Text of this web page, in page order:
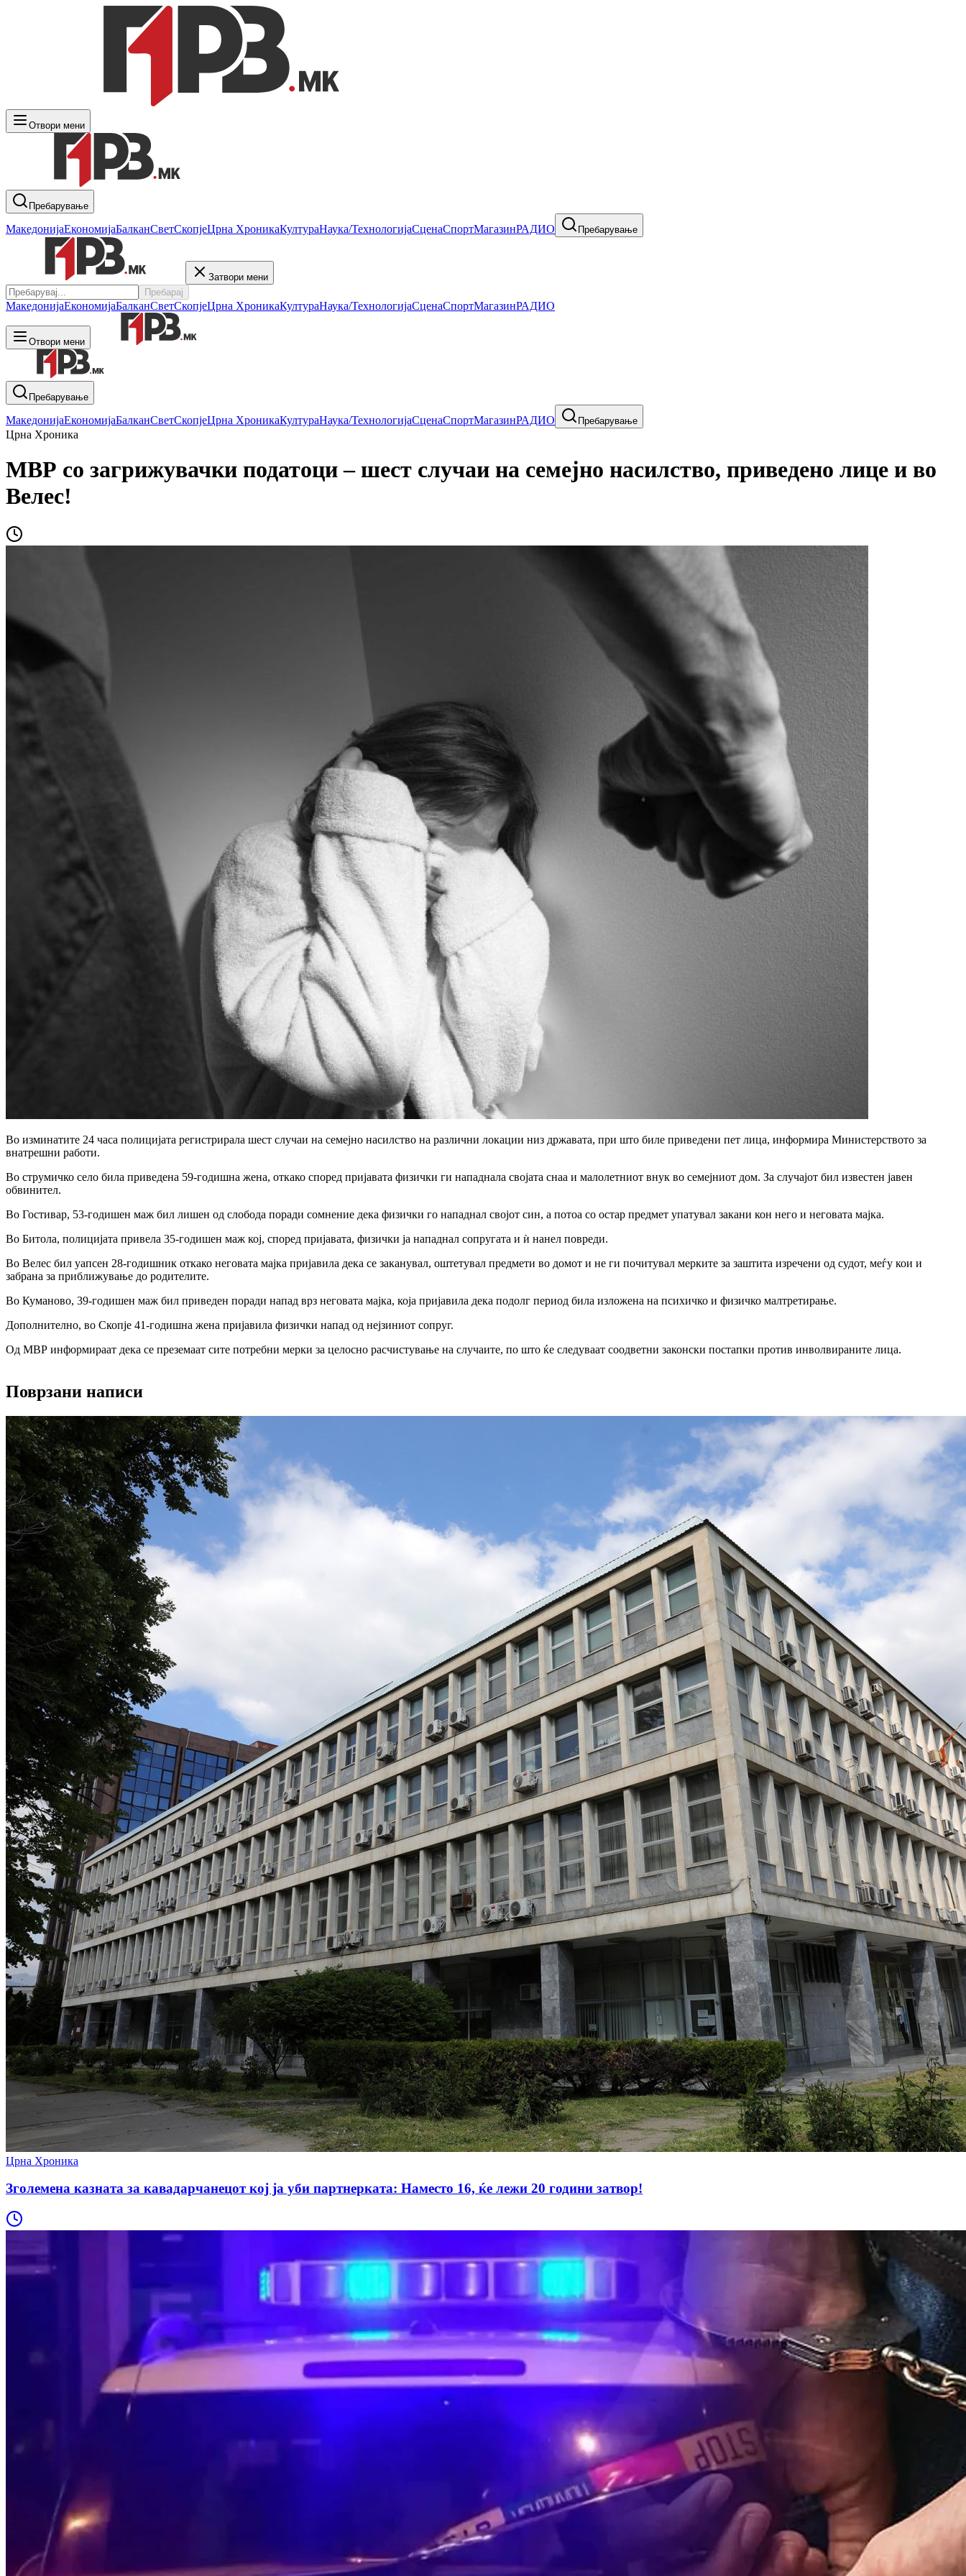
Отвори мени
Пребарување
МакедонијаЕкономијаБалканСветСкопјеЦрна ХроникаКултураНаука/ТехнологијаСценаСпортМагазинРАДИО Пребарување
Затвори мени
Пребарај
МакедонијаЕкономијаБалканСветСкопјеЦрна ХроникаКултураНаука/ТехнологијаСценаСпортМагазинРАДИО
Отвори мени
Пребарување
МакедонијаЕкономијаБалканСветСкопјеЦрна ХроникаКултураНаука/ТехнологијаСценаСпортМагазинРАДИО Пребарување
Црна Хроника
МВР со загрижувачки податоци – шест случаи на семејно насилство, приведено лице и во
Велес!
Во изминатите 24 часа полицијата регистрирала шест случаи на семејно насилство на различни локации низ државата, при што биле приведени пет лица, информира Министерството за
внатрешни работи.
Во струмичко село била приведена 59-годишна жена, откако според пријавата физички ги нападнала својата снаа и малолетниот внук во семејниот дом. За случајот бил известен јавен
обвинител.
Во Гостивар, 53-годишен маж бил лишен од слобода поради сомнение дека физички го нападнал својот син, а потоа со остар предмет упатувал закани кон него и неговата мајка.
Во Битола, полицијата привела 35-годишен маж кој, според пријавата, физички ја нападнал сопругата и ѝ нанел повреди.
Во Велес бил уапсен 28-годишник откако неговата мајка пријавила дека се заканувал, оштетувал предмети во домот и не ги почитувал мерките за заштита изречени од судот, меѓу кои и
забрана за приближување до родителите.
Во Куманово, 39-годишен маж бил приведен поради напад врз неговата мајка, која пријавила дека подолг период била изложена на психичко и физичко малтретирање.
Дополнително, во Скопје 41-годишна жена пријавила физички напад од нејзиниот сопруг.
Од МВР информираат дека се преземаат сите потребни мерки за целосно расчистување на случаите, по што ќе следуваат соодветни законски постапки против инволвираните лица.
Поврзани написи
Црна Хроника
Зголемена казната за кавадарчанецот кој ја уби партнерката: Наместо 16, ќе лежи 20 години затвор!